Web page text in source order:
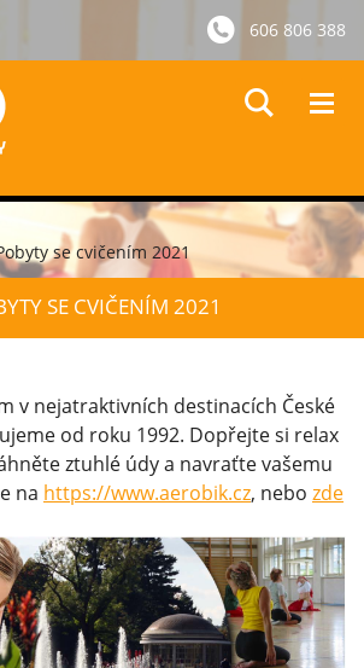
606 806 388
se cvičením 2021
SE CVIČENÍM 2021
v nejatraktivních destinacích České
od roku 1992. Dopřejte si relax
ztuhlé údy a navraťte vašemu
na https://www.aerobik.cz, nebo zde